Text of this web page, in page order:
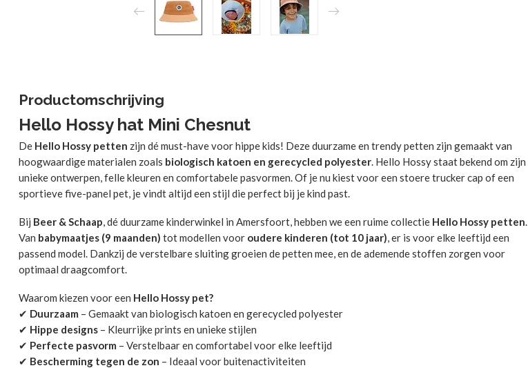
Productomschrijving
Hello Hossy hat Mini Chesnut
De Hello Hossy petten zijn dé must-have voor hippe kids! Deze duurzame en trendy petten zijn gemaakt van
hoogwaardige materialen zoals biologisch katoen en gerecycled polyester. Hello Hossy staat bekend om zijn
unieke ontwerpen, felle kleuren en comfortabele pasvormen. Of je nu kiest voor een stoere trucker cap of een
sportieve five-panel pet, je vindt altijd een stijl die perfect bij je kind past.
Bij Beer & Schaap, dé duurzame kinderwinkel in Amersfoort, hebben we een ruime collectie Hello Hossy petten.
Van babymaatjes (9 maanden) tot modellen voor oudere kinderen (tot 10 jaar), er is voor elke leeftijd een
passend model. Dankzij de verstelbare sluiting groeien de petten mee, en de ademende stoffen zorgen voor
optimaal draagcomfort.
Waarom kiezen voor een Hello Hossy pet?
✔ Duurzaam – Gemaakt van biologisch katoen en gerecycled polyester
✔ Hippe designs – Kleurrijke prints en unieke stijlen
✔ Perfecte pasvorm – Verstelbaar en comfortabel voor elke leeftijd
✔ Bescherming tegen de zon – Ideaal voor buitenactiviteiten